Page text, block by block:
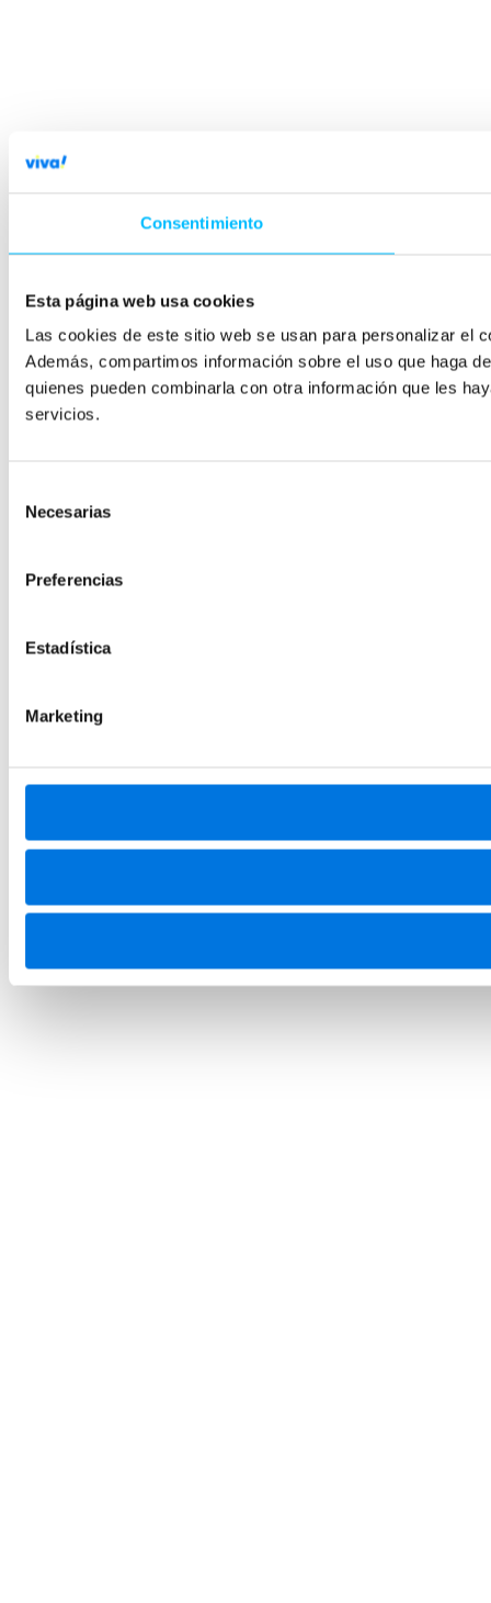
Consentimiento
Esta página web usa cookies
Las cookies de este sitio web se usan para personalizar el
Además, compartimos información sobre el uso que haga
quienes pueden combinarla con otra información que les
servicios.
Necesarias
Preferencias
Estadística
Marketing